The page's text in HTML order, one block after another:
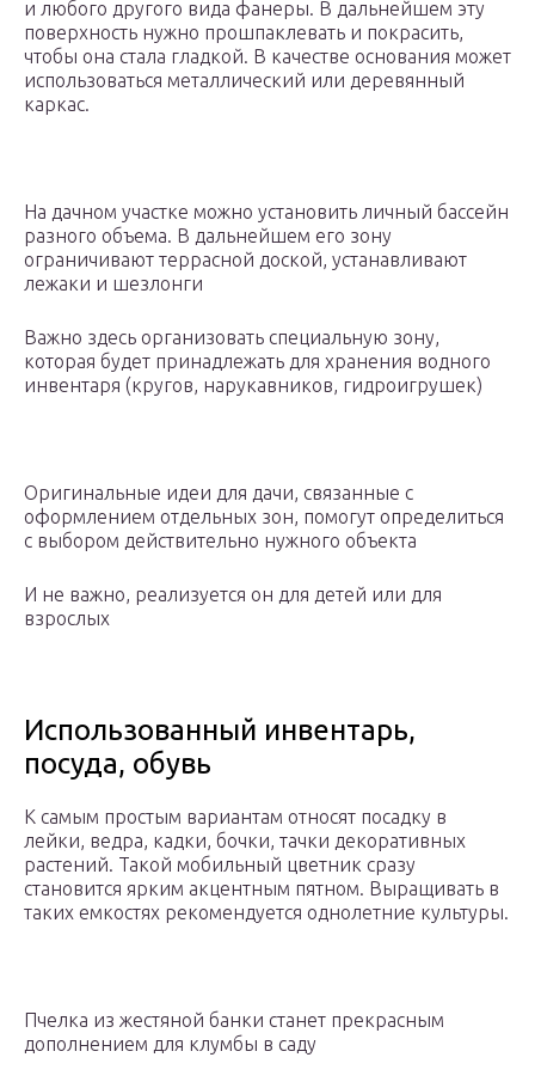
и любого другого вида фанеры. В дальнейшем эту
поверхность нужно прошпаклевать и покрасить,
чтобы она стала гладкой. В качестве основания может
использоваться металлический или деревянный
каркас.
На дачном участке можно установить личный бассейн
разного объема. В дальнейшем его зону
ограничивают террасной доской, устанавливают
лежаки и шезлонги
Важно здесь организовать специальную зону,
которая будет принадлежать для хранения водного
инвентаря (кругов, нарукавников, гидроигрушек)
Оригинальные идеи для дачи, связанные с
оформлением отдельных зон, помогут определиться
с выбором действительно нужного объекта
И не важно, реализуется он для детей или для
взрослых
Использованный инвентарь,
посуда, обувь
К самым простым вариантам относят посадку в
лейки, ведра, кадки, бочки, тачки декоративных
растений. Такой мобильный цветник сразу
становится ярким акцентным пятном. Выращивать в
таких емкостях рекомендуется однолетние культуры.
Пчелка из жестяной банки станет прекрасным
дополнением для клумбы в саду